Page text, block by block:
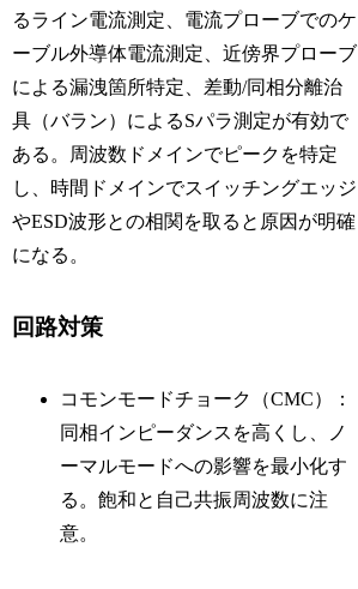
るライン電流測定、電流プローブでのケ
ーブル外導体電流測定、近傍界プローブ
による漏洩箇所特定、差動/同相分離治
具（バラン）によるSパラ測定が有効で
ある。周波数ドメインでピークを特定
し、時間ドメインでスイッチングエッジ
やESD波形との相関を取ると原因が明確
になる。
回路対策
コモンモードチョーク（CMC）：
同相インピーダンスを高くし、ノ
ーマルモードへの影響を最小化す
る。飽和と自己共振周波数に注
意。